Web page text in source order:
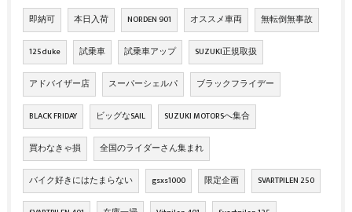
即納可 本日入荷 NORDEN 901 オススメ車両 無転倒無事故
125duke 試乗車 試乗車アップ SUZUKI正規取扱
アドバイザー店 スーパーシェルパ ブラックフライデー
BLACK FRIDAY ビッグなSAIL SUZUKI MOTORSへ集合
買わなきゃ損 全国のライダーさん集まれ
バイク好きにはたまらない gsxs1000 限定企画 SVARTPILEN 250